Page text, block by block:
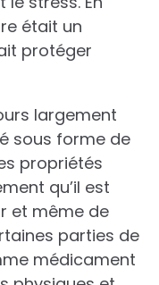
était un
protéger
largement
sous forme de
propriétés
qu’il est
et même de
parties de
médicament